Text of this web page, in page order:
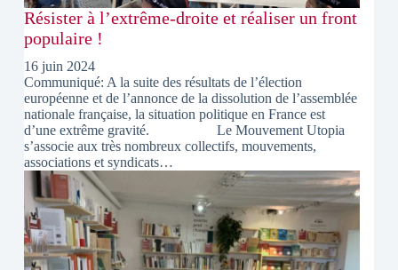
Résister à l’extrême-droite et réaliser un front
populaire !
16 juin 2024
Communiqué: A la suite des résultats de l’élection
européenne et de l’annonce de la dissolution de l’assemblée
nationale française, la situation politique en France est
d’une extrême gravité. Le Mouvement Utopia
s’associe aux très nombreux collectifs, mouvements,
associations et syndicats…